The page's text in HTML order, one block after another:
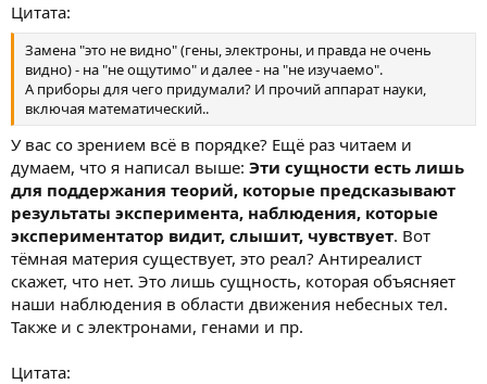
Цитата:
Замена "это не видно" (гены, электроны, и правда не очень
видно) - на "не ощутимо" и далее - на "не изучаемо".
А приборы для чего придумали? И прочий аппарат науки,
включая математический..
У вас со зрением всё в порядке? Ещё раз читаем и
думаем, что я написал выше: Эти сущности есть лишь
для поддержания теорий, которые предсказывают
результаты эксперимента, наблюдения, которые
экспериментатор видит, слышит, чувствует. Вот
тёмная материя существует, это реал? Антиреалист
скажет, что нет. Это лишь сущность, которая объясняет
наши наблюдения в области движения небесных тел.
Также и с электронами, генами и пр.
Цитата: